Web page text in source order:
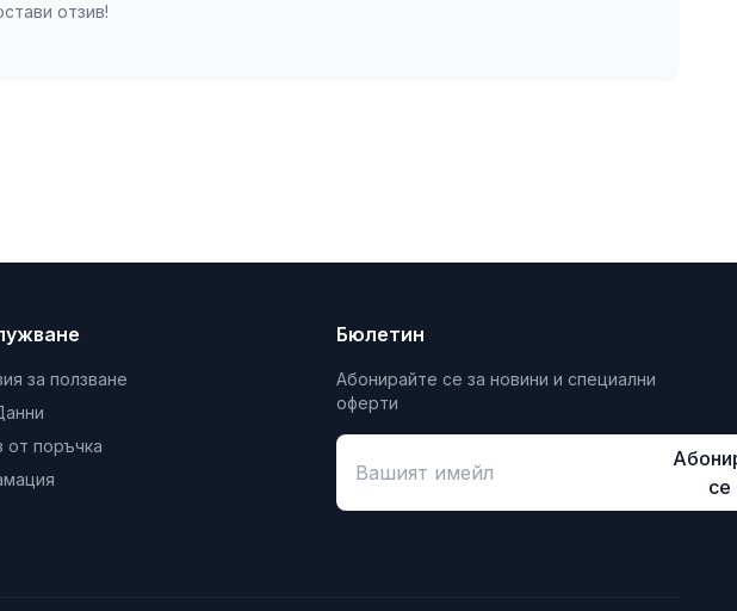
отзив!
за ползване
от поръчка
Бюлетин
Абонирайте се за новини и специални
оферти
се